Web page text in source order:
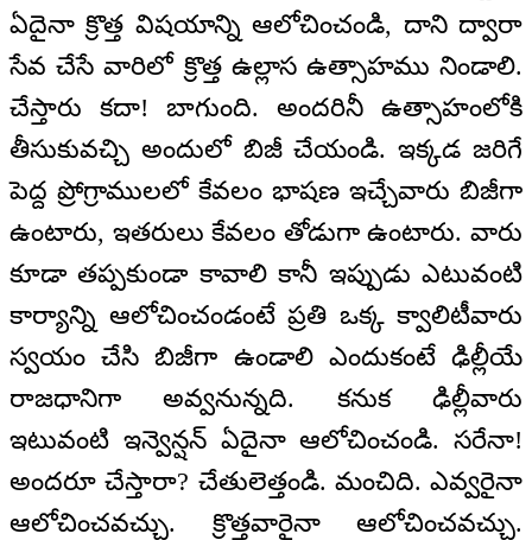
ఏదైనా క్రొత్త విషయాన్ని ఆలోచించండి, దాని ద్వారా
సేవ చేసే వారిలో క్రొత్త ఉల్లాస ఉత్సాహము నిండాలి.
చేస్తారు కదా! బాగుంది. అందరినీ ఉత్సాహంలోకి
తీసుకువచ్చి అందులో బిజీ చేయండి. ఇక్కడ జరిగే
పెద్ద ప్రోగ్రాములలో కేవలం భాషణ ఇచ్చేవారు బిజీగా
ఉంటారు, ఇతరులు కేవలం తోడుగా ఉంటారు. వారు
కూడా తప్పకుండా కావాలి కానీ ఇప్పుడు ఎటువంటి
కార్యాన్ని ఆలోచించండంటే ప్రతి ఒక్క క్వాలిటీవారు
స్వయం చేసి బిజీగా ఉండాలి ఎందుకంటే ఢిల్లీయే
రాజధానిగా అవ్వనున్నది. కనుక ఢిల్లీవారు
ఇటువంటి ఇన్వెన్షన్‌ ఏదైనా ఆలోచించండి. సరేనా!
అందరూ చేస్తారా? చేతులెత్తండి. మంచిది. ఎవ్వరైనా
ఆలోచించవచ్చు. క్రొత్తవారైనా ఆలోచించవచ్చు.